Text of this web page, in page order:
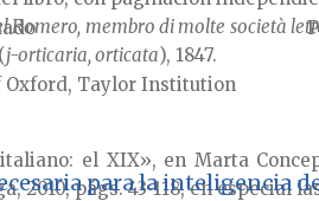
membro di molte società
j-orticaria, orticata), 1847.
el XIX», en Marta
2010, págs. 43-118, en especial
Taylor Institution
para la inteligencia